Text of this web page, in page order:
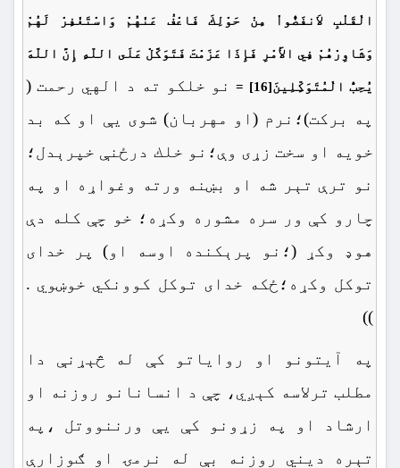
الْقَلْبِ لاَنفَضُّواْ مِنْ حَوْلِكَ فَاعْفُ عَنْهُمْ وَاسْتَغْفِرْ لَهُمْ
وَشَاوِرْهُمْ فِي الأَمْرِ فَإِذَا عَزَمْتَ فَتَوَكَّلْ عَلَى اللّهِ إِنَّ اللّهَ
يُحِبُّ الْمُتَوَكِّلِينَ[16]
=
نو خلكو ته د الهي رحمت (
په بركت)؛نرم (او مهربان) شوى يې او كه بد
خويه او سخت زړى وې؛نو خلك درځنې خپرېدل؛
نو ترې تېر شه او بښنه ورته وغواړه او په
چارو كې ور سره مشوره وكړه؛ خو چې کله دې
هوډ وکړ (؛نو پرېکنده اوسه او) پر خداى
توكل وكړه؛ځكه خداى توكل كوونكي خوښوي .
))
په آیتونو او روایاتو کې له څېړنې دا
مطلب ترلاسه کېږي، چې د انسانانو روزنه او
ارشاد او په زړونو کې یې ورننووتل ،په
تېره دیني روزنه بې له نرمۍ او ګوزارې